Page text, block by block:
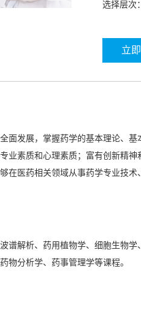
选择层次
立
面发展，掌握药学的基本理论、
业素质和心理素质；富有创新精
在医药相关领域从事药学专业技
谱解析、药用植物学、 细胞生物学
物分析学、药事管理学等课程。